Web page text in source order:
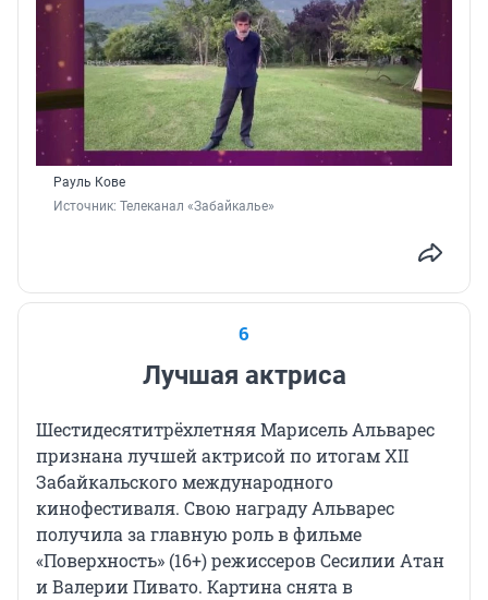
Рауль Кове
Источник: Телеканал «Забайкалье»
6
Лучшая актриса
Шестидесятитрёхлетняя Марисель Альварес
признана лучшей актрисой по итогам XII
Забайкальского международного
кинофестиваля. Свою награду Альварес
получила за главную роль в фильме
«Поверхность» (16+) режиссеров Сесилии Атан
и Валерии Пивато. Картина снята в